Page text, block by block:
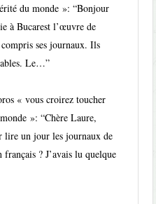
du monde »: “Bonjour
à Bucarest l’œuvre de
ses journaux. Ils
Le…”
« vous croirez toucher
»: “Chère Laure,
lire un jour les journaux de
français ? J’avais lu quelque